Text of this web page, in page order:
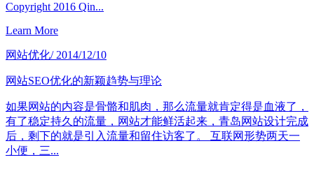
Copyright 2016 Qin...
Learn More
网站优化/ 2014/12/10
网站SEO优化的新颖趋势与理论
如果网站的内容是骨骼和肌肉，那么流量就肯定得是血液了，
有了稳定持久的流量，网站才能鲜活起来，青岛网站设计完成
后，剩下的就是引入流量和留住访客了。 互联网形势两天一
小便，三...